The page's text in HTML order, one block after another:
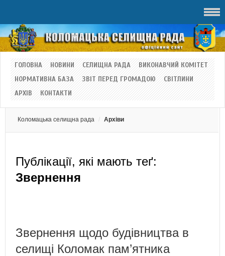
ГОЛОВНА НОВИНИ СЕЛИЩНА РАДА
ВИКОНАВЧИЙ КОМІТЕТ
НОРМАТИВНА БАЗА
ЗВІТ ПЕРЕД ГРОМАДОЮ
СВІТЛИНИ
АРХІВ
КОНТАКТИ
Коломацька селищна рада Архіви
Публікації, які мають теґ:
Звернення
Звернення щодо будівництва в
селищі Коломак пам’ятника